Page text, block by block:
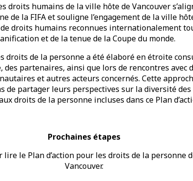
droits humains de la ville hôte de Vancouver
de la FIFA et souligne l’engagement de la ville
droits humains reconnues internationalement
et de la tenue de la Coupe du monde.
droits de la personne a été élaboré en étroite
des partenaires, ainsi que lors de rencontres avec
et autres acteurs concernés. Cette
de partager leurs perspectives sur la diversité
droits de la personne incluses dans ce Plan
Prochaines étapes
lire le Plan d’action pour les droits de la personne
Vancouver.